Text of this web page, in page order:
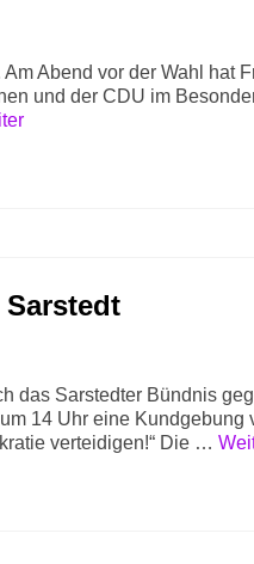
Abend vor der Wahl hat
und der CDU im
das Sarstedter Bündnis
14 Uhr eine
verteidigen!“ Die …